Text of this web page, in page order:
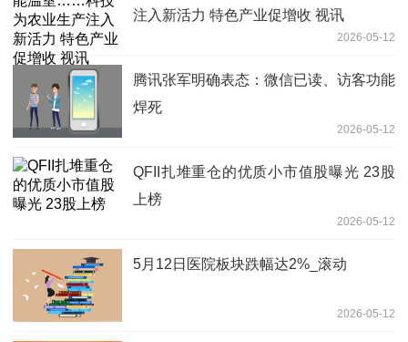
注入新活力 特色产业促增收 视讯
2026-05-12
腾讯张军明确表态：微信已读、访客功能
焊死
2026-05-12
QFII扎堆重仓的优质小市值股曝光 23股
上榜
2026-05-12
5月12日医院板块跌幅达2%_滚动
2026-05-12